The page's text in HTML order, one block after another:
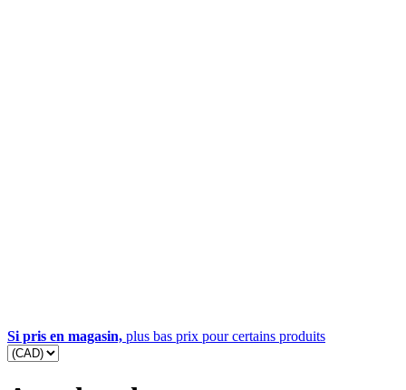
Si pris en magasin, plus bas prix pour certains produits